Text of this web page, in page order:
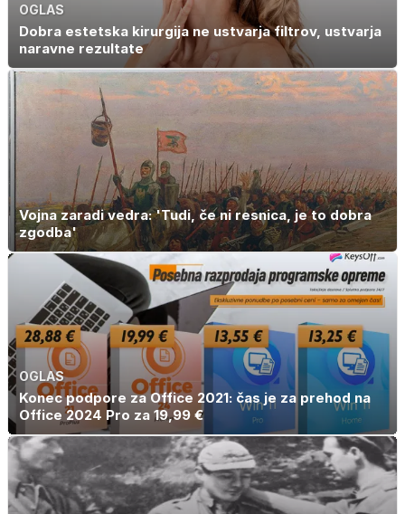
OGLAS
Dobra estetska kirurgija ne ustvarja filtrov, ustvarja
naravne rezultate
Vojna zaradi vedra: 'Tudi, če ni resnica, je to dobra
zgodba'
OGLAS
Konec podpore za Office 2021: čas je za prehod na
Office 2024 Pro za 19,99 €